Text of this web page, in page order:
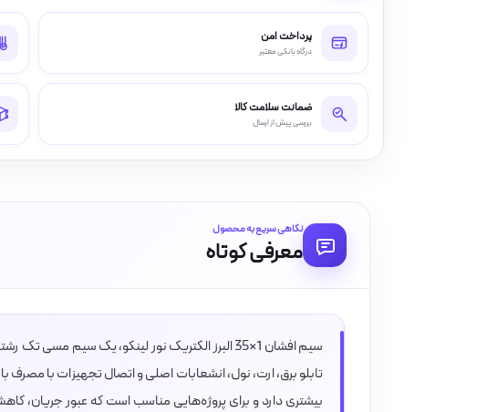
نگاهی سریع به محصول
معرفی کوتاه
بیشتری دارد و برای پروژه‌هایی مناسب است که عبور جریان،
پرداخت امن
درگاه بانکی معتبر
ضمانت سلامت کالا
بررسی پیش از ارسال